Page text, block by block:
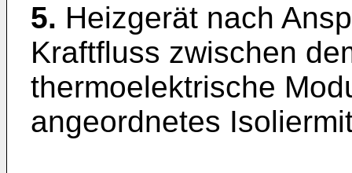
5. Heizgerät nach
Kraftfluss zwischen
thermoelektrische
angeordnetes